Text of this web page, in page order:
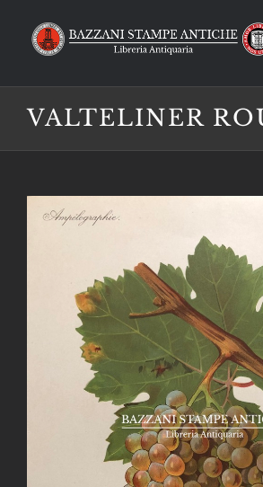
VALTELINER